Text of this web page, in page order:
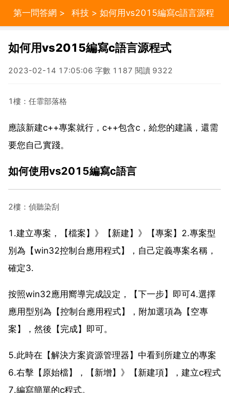
第一問答網 > 科技 > 如何用vs2015編寫c語言源程
如何用vs2015編寫c語言源程式
2023-02-14 17:05:06 字數 1187 閱讀 9322
1樓：任霏部落格
應該新建c++專案就行，c++包含c，給您的建議，還需
要您自己實踐。
如何使用vs2015編寫c語言
2樓：偵聽染刮
1.建立專案，【檔案】》【新建】》【專案】2.專案型
別為【win32控制台應用程式】，自己定義專案名稱，
確定3.
按照win32應用嚮導完成設定，【下一步】即可4.選擇
應用型別為【控制台應用程式】，附加選項為【空專
案】，然後【完成】即可。
5.此時在【解決方案資源管理器】中看到所建立的專案
6.右擊【原始檔】，【新增】》【新建項】，建立c程式
7.編寫簡單的c程式。